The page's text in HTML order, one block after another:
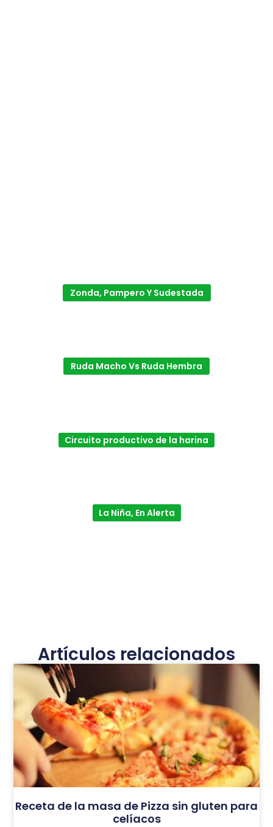
Zonda, Pampero Y Sudestada
Ruda Macho Vs Ruda Hembra
Circuito productivo de la harina
La Niña, En Alerta
Artículos relacionados
Receta de la masa de Pizza sin gluten para
celíacos